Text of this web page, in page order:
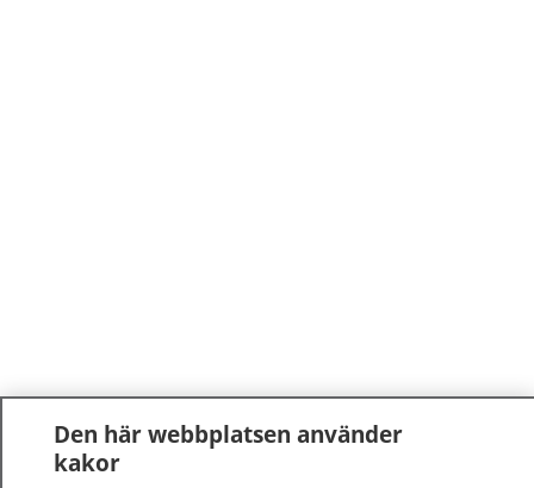
Den här webbplatsen använder
kakor